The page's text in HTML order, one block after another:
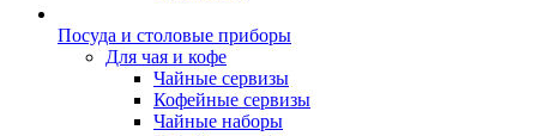
Посуда и столовые приборы
Для чая и кофе
Чайные сервизы
Кофейные сервизы
Чайные наборы